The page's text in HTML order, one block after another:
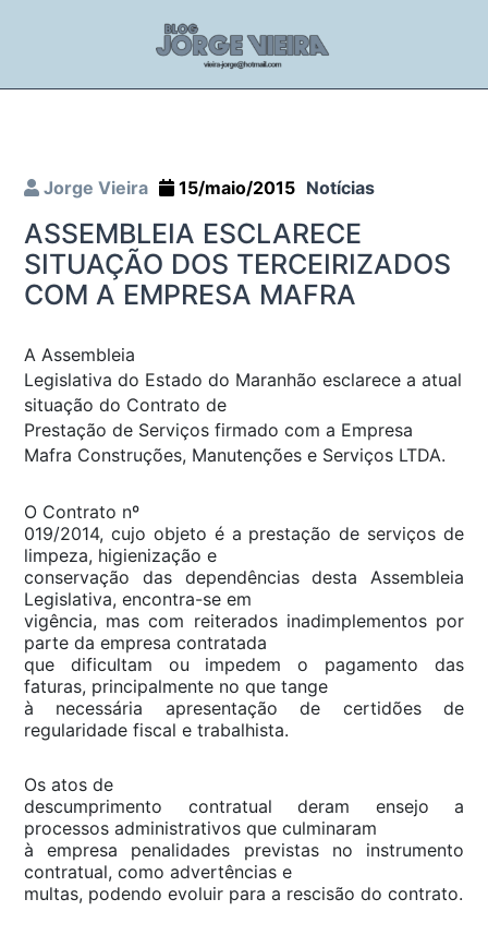
Jorge Vieira 15/maio/2015 Notícias
ASSEMBLEIA ESCLARECE
SITUAÇÃO DOS TERCEIRIZADOS
COM A EMPRESA MAFRA
A Assembleia
Legislativa do Estado do Maranhão esclarece a atual
situação do Contrato de
Prestação de Serviços firmado com a Empresa
Mafra Construções, Manutenções e Serviços LTDA.
O Contrato nº
019/2014, cujo objeto é a prestação de serviços de
limpeza, higienização e
conservação das dependências desta Assembleia
Legislativa, encontra-se em
vigência, mas com reiterados inadimplementos por
parte da empresa contratada
que dificultam ou impedem o pagamento das
faturas, principalmente no que tange
à necessária apresentação de certidões de
regularidade fiscal e trabalhista.
Os atos de
descumprimento contratual deram ensejo a
processos administrativos que culminaram
à empresa penalidades previstas no instrumento
contratual, como advertências e
multas, podendo evoluir para a rescisão do contrato.